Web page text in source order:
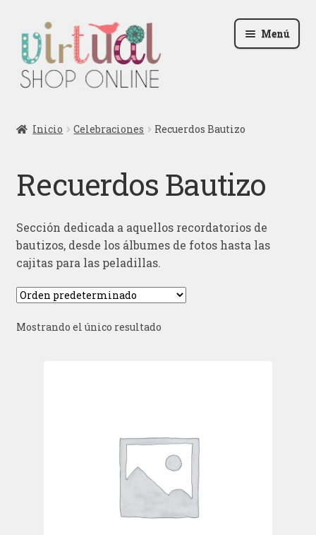
la
navegación
al
contenido
Menú
Contactar
Blog
Iniciar sesión
Inicio Celebraciones Recuerdos Bautizo
Recuerdos Bautizo
Sección dedicada a aquellos recordatorios de
bautizos, desde los álbumes de fotos hasta las
cajitas para las peladillas.
Mostrando el único resultado